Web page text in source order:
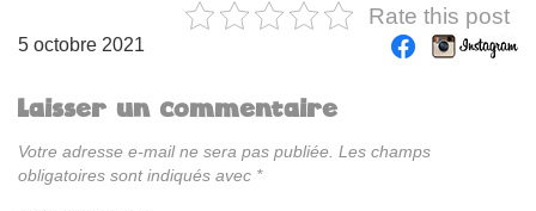
Rate this post
5 octobre 2021
Laisser un commentaire
Votre adresse e-mail ne sera pas publiée. Les champs
obligatoires sont indiqués avec *